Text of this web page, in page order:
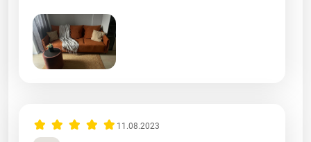
11.08.2023